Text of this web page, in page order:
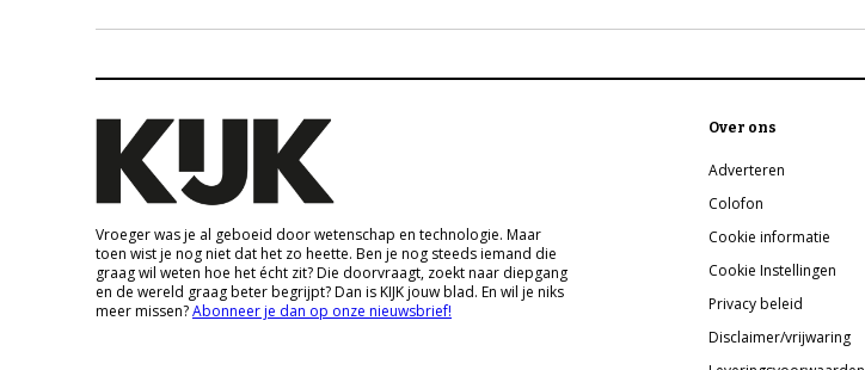
Vroeger was je al geboeid door wetenschap en technologie. Maar
toen wist je nog niet dat het zo heette. Ben je nog steeds iemand die
graag wil weten hoe het écht zit? Die doorvraagt, zoekt naar diepgang
en de wereld graag beter begrijpt? Dan is KIJK jouw blad. En wil je niks
meer missen?Abonneer je dan op onze nieuwsbrief!
Over ons
Adverteren
Colofon
Cookie informatie
Cookie Instellingen
Privacy beleid
Disclaimer/vrijwaring